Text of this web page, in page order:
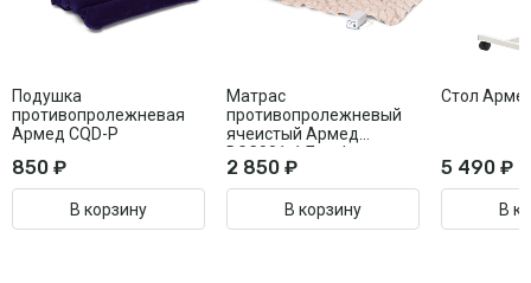
Подушка
противопролежневая
Армед CQD-P
850 ₽
В корзину
Матрас
противопролежневый
ячеистый Армед
DGC001-1 Без функции
статик
2 850 ₽
В корзину
Стол
5 490 ₽
В